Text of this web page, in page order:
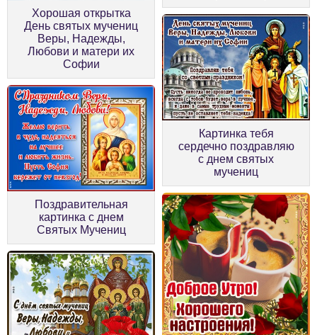
Хорошая открытка
День святых мучениц
Веры, Надежды,
Любови и матери их
Софии
Поздравительная
картинка с днем
Святых Мучениц
Картинка тебя
сердечно поздравляю
с днем святых
мучениц